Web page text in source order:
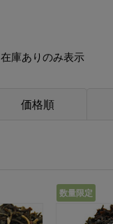
在庫ありのみ表示
価格順
数量限定